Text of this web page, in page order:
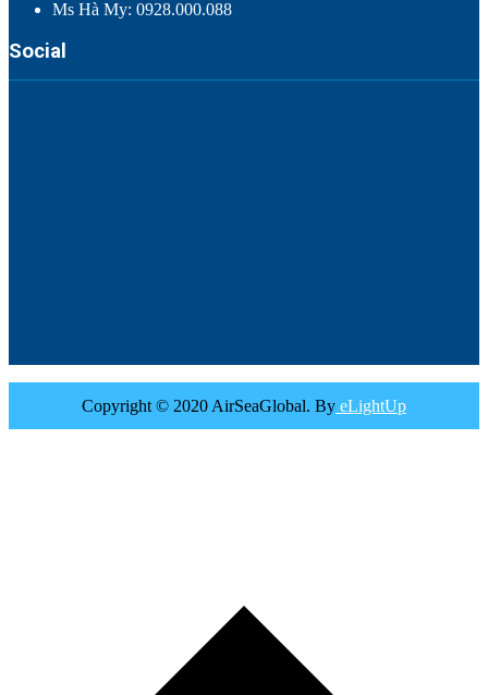
Ms Hà My: 0928.000.088
Social
Copyright © 2020 AirSeaGlobal. By eLightUp